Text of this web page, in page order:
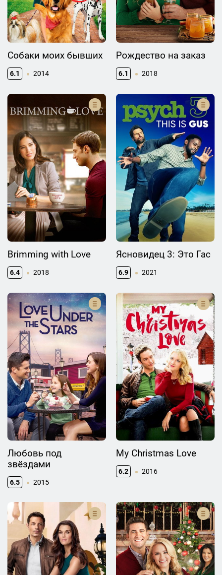
Собаки моих бывших
6.1 2014
Рождество на заказ
6.1 2018
Brimming with Love
6.4 2018
Ясновидец 3: Это Гас
6.9 2021
Любовь под
звёздами
6.5 2015
My Christmas Love
6.2 2016